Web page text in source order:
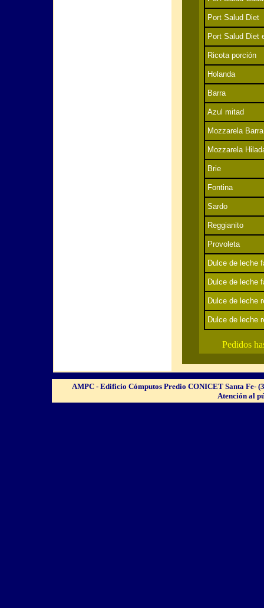
Port Salud Diet
Port Salud Diet
Ricota porción
Holanda
Barra
Azul mitad
Mozzarela Barra
Mozzarela
Brie
Fontina
Sardo
Reggianito
Provoleta
Dulce de leche
Dulce de leche
Dulce de leche
Dulce de leche
Pedidos
AMPC - Edificio Cómputos Predio CONICET Santa Fe-
Atención al